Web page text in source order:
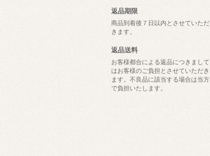
返品期限
商品到着後７日以内とさせていただ
きます。
返品送料
お客様都合による返品につきまして
はお客様のご負担とさせていただき
ます。不良品に該当する場合は当方
で負担いたします。